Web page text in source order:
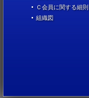
Ｃ会員に関する細則
組織図